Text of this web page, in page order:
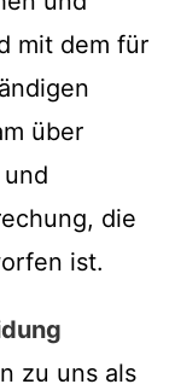
mit dem für
über
die
ist.
zu uns als